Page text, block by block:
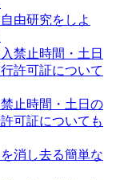
由研究をしよ
止時間・土日の
可証についても